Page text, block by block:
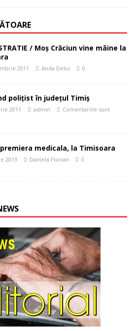
/ Moş Crăciun vine mâine la
2011 Anda Deliu 0
poliţist în judeţul Timiş
2011 admin
Comentariile sunt
medicala, la Timisoara
2013 Daniela Florian 0